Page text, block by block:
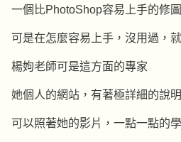
一個比PhotoShop容易上手的修
可是在怎麼容易上手，沒用過，
楊姁老師可是這方面的專家
她個人的網站，有著極詳細的說明
可以照著她的影片，一點一點的學